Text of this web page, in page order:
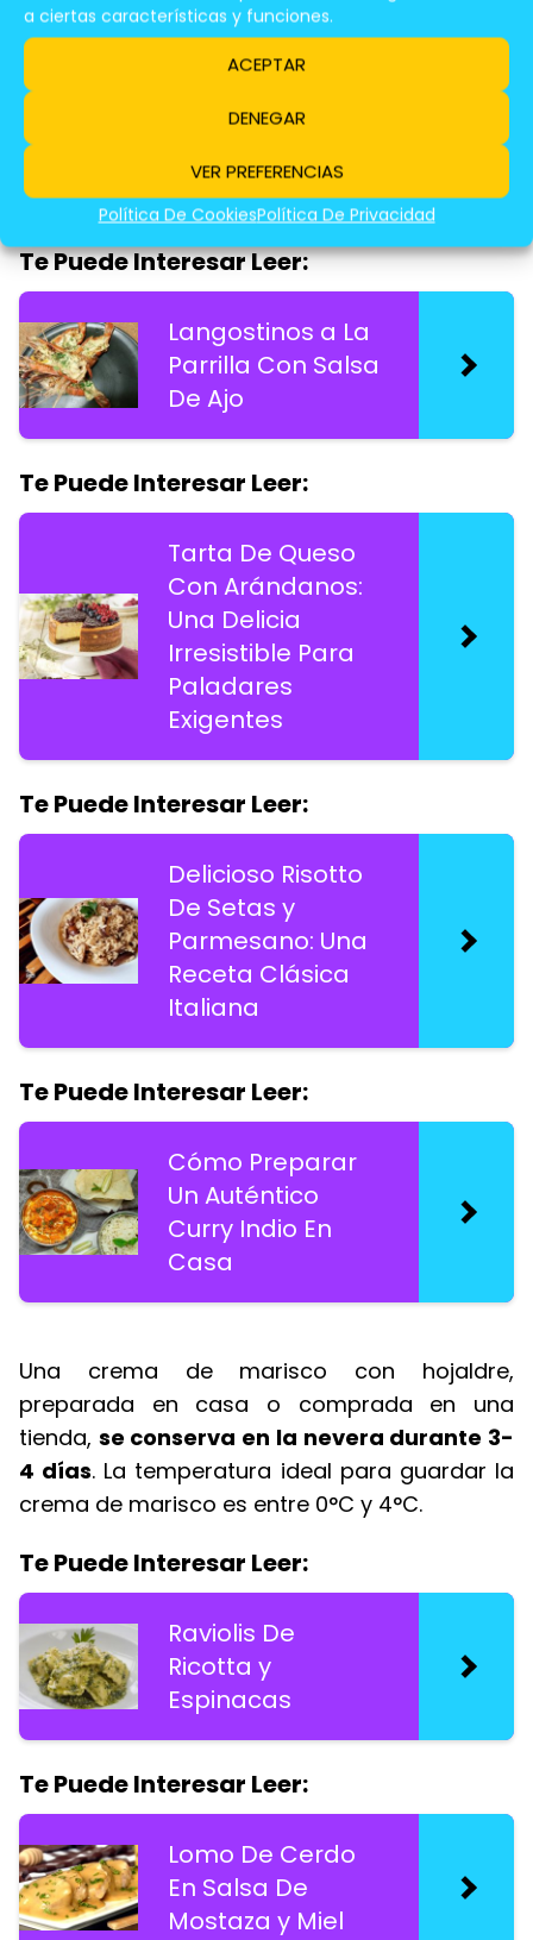
a ciertas características y funciones.
ACEPTAR
DENEGAR
VER PREFERENCIAS
Política De CookiesPolítica De Privacidad
Te Puede Interesar Leer:
Lomo De Cerdo
Mostaza y Miel
Te Puede Interesar Leer:
Langostinos a La
Parrilla Con Salsa
De Ajo
Te Puede Interesar Leer:
Tarta De Queso
Con Arándanos:
Una Delicia
Irresistible Para
Paladares
Exigentes
Te Puede Interesar Leer:
Delicioso Risotto
De Setas y
Parmesano: Una
Receta Clásica
Italiana
Te Puede Interesar Leer:
Cómo Preparar
Un Auténtico
Curry Indio En
Casa
Una crema de marisco con hojaldre,
preparada en casa o comprada en una
tienda, se conserva en la nevera durante 3-
4 días. La temperatura ideal para guardar la
crema de marisco es entre 0°C y 4°C.
Te Puede Interesar Leer:
Raviolis De
Ricotta y
Espinacas
Te Puede Interesar Leer:
Lomo De Cerdo
En Salsa De
Mostaza y Miel